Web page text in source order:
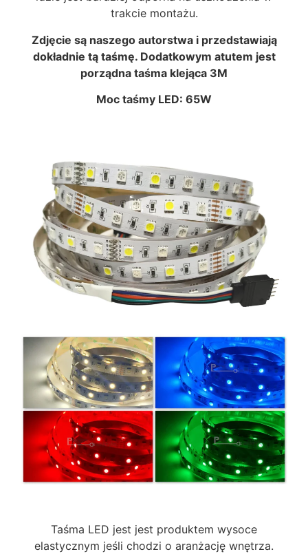
trakcie montażu.
Zdjęcie są naszego autorstwa i przedstawiają
dokładnie tą taśmę. Dodatkowym atutem jest
porządna taśma klejąca 3M
Moc taśmy LED: 65W
Taśma LED jest jest produktem wysoce
elastycznym jeśli chodzi o aranżację wnętrza.